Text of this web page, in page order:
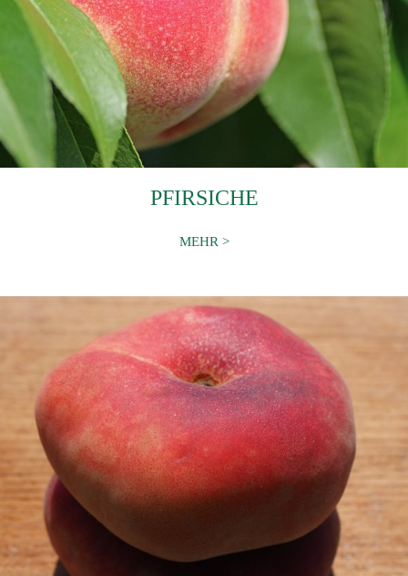
PFIRSICHE
MEHR